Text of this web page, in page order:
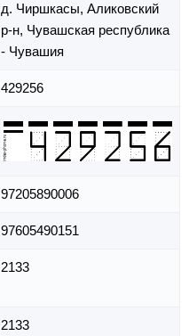
д. Чиршкасы, Аликовский
р-н, Чувашская республика
- Чувашия
429256
97205890006
97605490151
2133
2133